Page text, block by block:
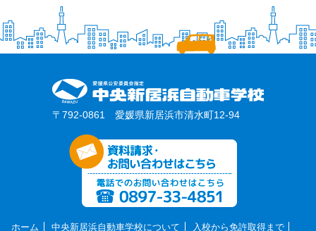
〒792-0861 愛媛県新居浜市清水町12-94
ホーム 中央新居浜自動車学校について 入校から免許取得まで